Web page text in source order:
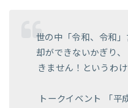
世の中「令和、令和
却ができないかぎり
きません！というわ
トークイベント 「平